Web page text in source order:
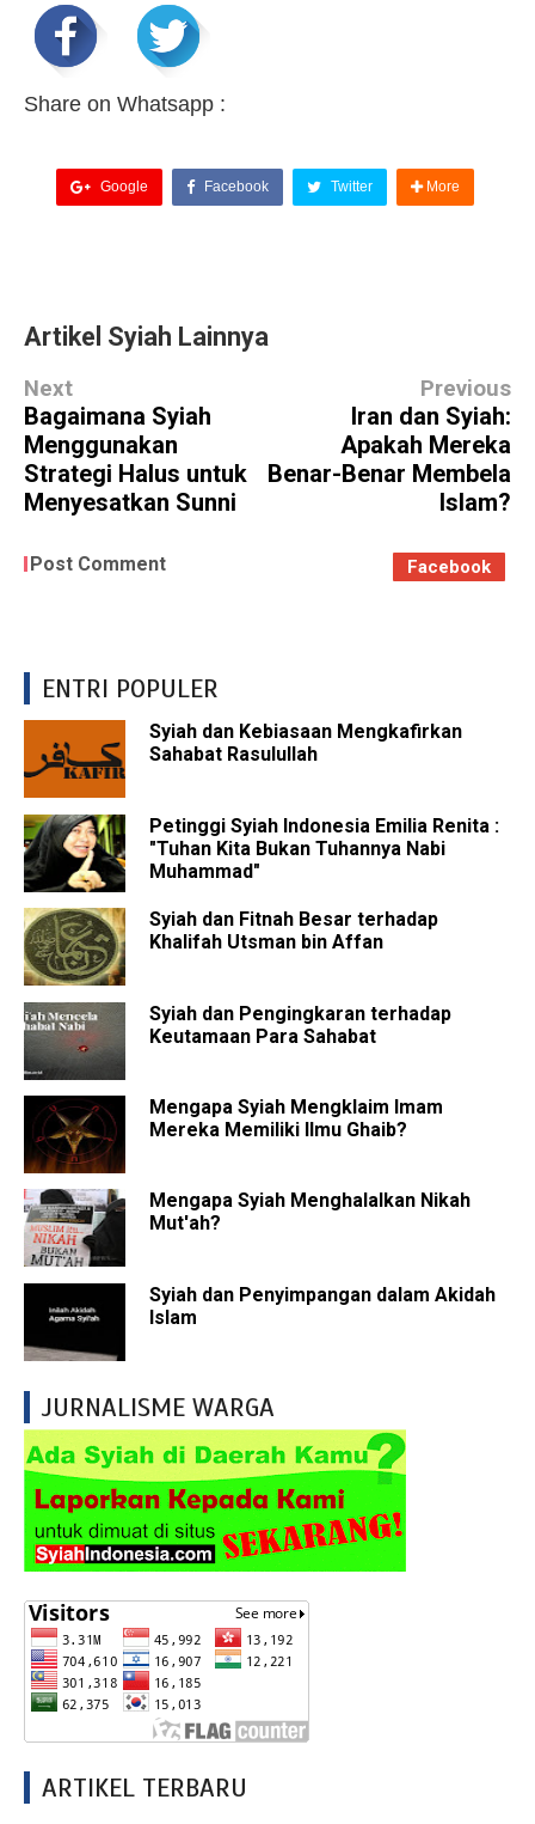
Share on Whatsapp :
Google Facebook Twitter More
Artikel Syiah Lainnya
Next
Bagaimana Syiah
Menggunakan
Strategi Halus untuk
Menyesatkan Sunni
Previous
Iran dan Syiah:
Apakah Mereka
Benar-Benar Membela
Islam?
Post Comment Facebook
ENTRI POPULER
Syiah dan Kebiasaan Mengkafirkan
Sahabat Rasulullah
Petinggi Syiah Indonesia Emilia Renita :
"Tuhan Kita Bukan Tuhannya Nabi
Muhammad"
Syiah dan Fitnah Besar terhadap
Khalifah Utsman bin Affan
Syiah dan Pengingkaran terhadap
Keutamaan Para Sahabat
Mengapa Syiah Mengklaim Imam
Mereka Memiliki Ilmu Ghaib?
Mengapa Syiah Menghalalkan Nikah
Mut'ah?
Syiah dan Penyimpangan dalam Akidah
Islam
JURNALISME WARGA
ARTIKEL TERBARU